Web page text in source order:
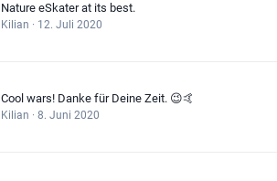
Nature eSkater at its best.
Kilian · 12. Juli 2020
Cool wars! Danke für Deine Zeit. 😉🤙
Kilian · 8. Juni 2020